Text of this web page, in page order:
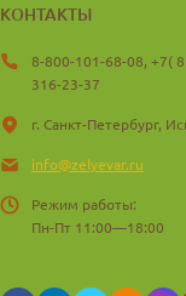
КОНТАКТЫ
8-800-101-68-08, +7(
316-23-37
г. Санкт-Петербург,
info@zelyevar.ru
Режим работы:
Пн-Пт 11:00—18:00